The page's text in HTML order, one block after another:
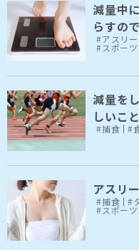
減量中
らすの
#アスリー
#スポーツ
減量を
しいこと
#捕食 #
アスリ
#捕食 #
#スポーツ